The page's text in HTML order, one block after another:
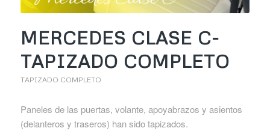
MERCEDES CLASE C-
TAPIZADO COMPLETO
TAPIZADO COMPLETO
Paneles de las puertas, volante, apoyabrazos y asientos
(delanteros y traseros) han sido tapizados.